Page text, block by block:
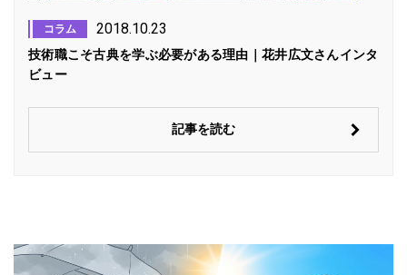
コラム 2018.10.23
技術職こそ古典を学ぶ必要がある理由｜花井広文さんインタ
ビュー
記事を読む